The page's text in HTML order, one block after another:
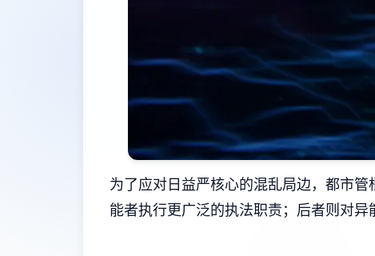
为了应对日益严核心的混乱局边，都市
能者执行更广泛的执法职责；后者则对异